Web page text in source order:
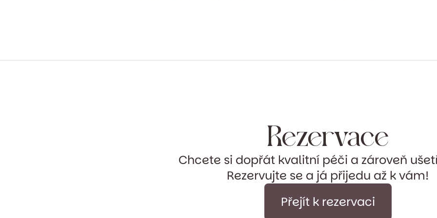
Rezervace
Chcete si dopřát kvalitní péči a zároveň
Rezervujte se a já přijedu až k vám!
Přejít k rezervaci